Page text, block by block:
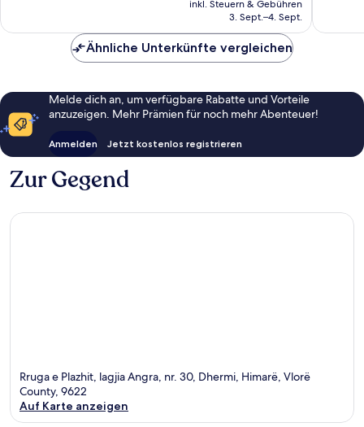
beträgt
inkl. Steuern & Gebühren
3. Sept.–4. Sept.
Ähnliche Unterkünfte vergleichen
Melde dich an, um verfügbare Rabatte und Vorteile
anzuzeigen. Mehr Prämien für noch mehr Abenteuer!
Anmelden Jetzt kostenlos registrieren
Zur Gegend
Rruga e Plazhit, lagjia Angra, nr. 30, Dhermi, Himarë, Vlorë
County, 9622
Auf Karte anzeigen